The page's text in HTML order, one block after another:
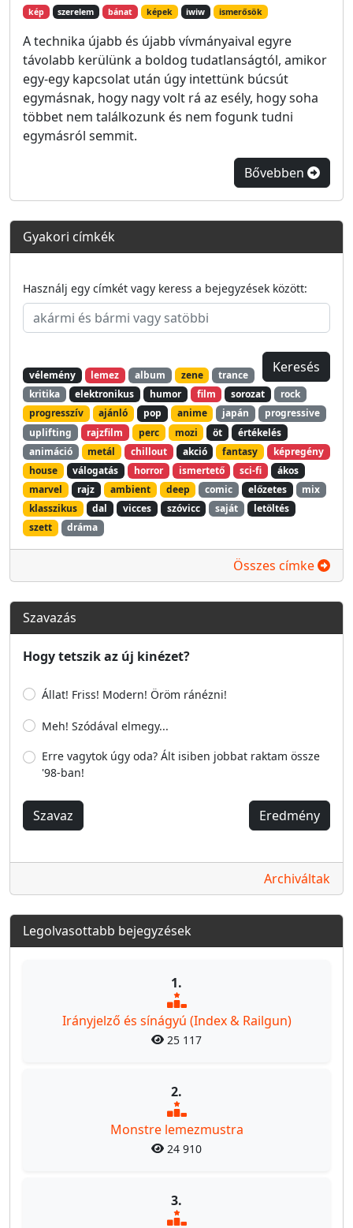
kép szerelem bánat képek iwiw ismerősök
A technika újabb és újabb vívmányaival egyre
távolabb kerülünk a boldog tudatlanságtól, amikor
egy-egy kapcsolat után úgy intettünk búcsút
egymásnak, hogy nagy volt rá az esély, hogy soha
többet nem találkozunk és nem fogunk tudni
egymásról semmit.
Bővebben
Gyakori címkék
Használj egy címkét vagy keress a bejegyzések között:
vélemény lemez album zene
trance
kritika
elektronikus humor film sorozat
rock
progresszív
ajánló pop anime japán
progressive
uplifting
rajzfilm perc mozi öt
értékelés
animáció
metál chillout akció fantasy
képregény
house
válogatás horror ismertető sci-fi
ákos
marvel
rajz ambient deep comic előzetes
mix
klasszikus
dal vicces szóvicc saját
letöltés
szett
dráma
Összes címke
Szavazás
Hogy tetszik az új kinézet?
Állat! Friss! Modern! Öröm ránézni!
Meh! Szódával elmegy...
Erre vagytok úgy oda? Ált isiben jobbat raktam össze
'98-ban!
Szavaz Eredmény
Archiváltak
Legolvasottabb bejegyzések
1.
Irányjelző és sínágyú (Index & Railgun)
25 117
2.
Monstre lemezmustra
24 910
3.